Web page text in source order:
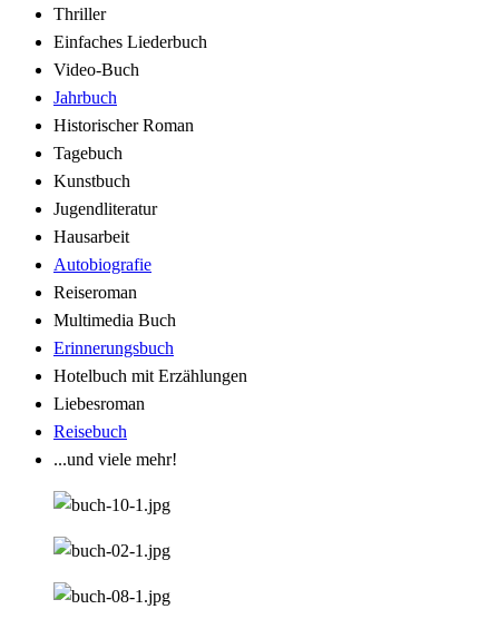
Thriller
Einfaches Liederbuch
Video-Buch
Jahrbuch
Historischer Roman
Tagebuch
Kunstbuch
Jugendliteratur
Hausarbeit
Autobiografie
Reiseroman
Multimedia Buch
Erinnerungsbuch
Hotelbuch mit Erzählungen
Liebesroman
Reisebuch
...und viele mehr!